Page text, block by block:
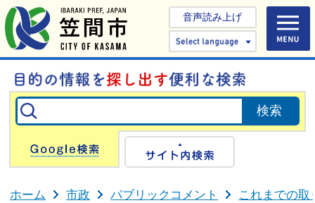
音声読み上げ
Select
Google検索
ホーム 市政 パブリックコメント これまでの取